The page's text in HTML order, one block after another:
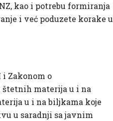
kao i potrebu formiranja
i već poduzete korake u
Zakonom o
štetnih materija u i na
u i na biljkama koje
u saradnji sa javnim